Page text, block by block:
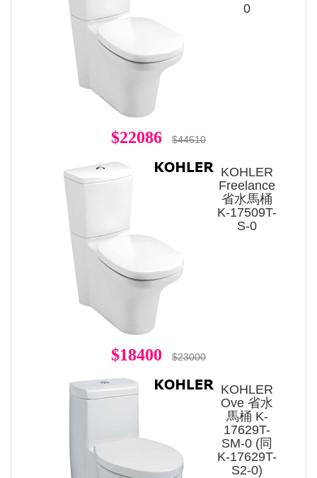
0
$22086 $44610
KOHLER
Freelance
省水馬桶
K-17509T-
S-0
$18400 $23000
KOHLER
Ove 省水
馬桶 K-
17629T-
SM-0 (同
K-17629T-
S2-0)